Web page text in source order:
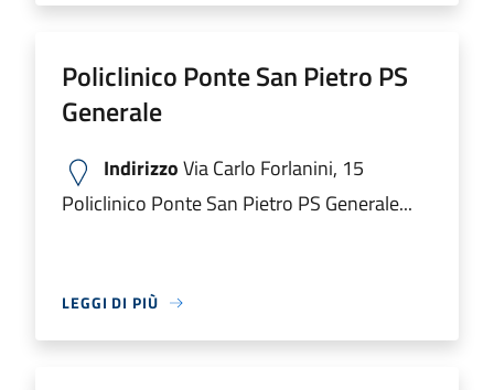
Policlinico Ponte San Pietro PS
Generale
IndirizzoVia Carlo Forlanini, 15
Policlinico Ponte San Pietro PS Generale...
LEGGI DI PIÙ